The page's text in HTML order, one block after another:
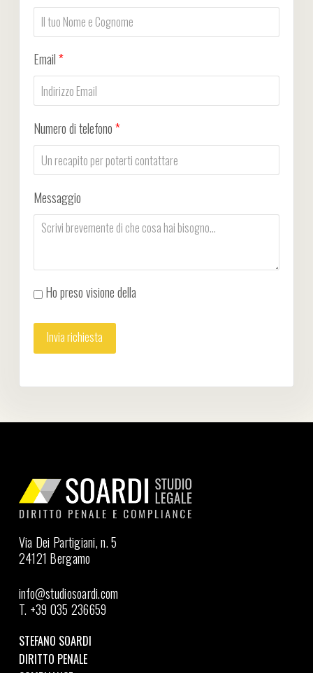
Email*
Numero di telefono*
Messaggio
Ho preso visione della
Via Dei Partigiani, n. 5
24121 Bergamo
info@studiosoardi.com
T. +39 035 236659
STEFANO SOARDI
DIRITTO PENALE